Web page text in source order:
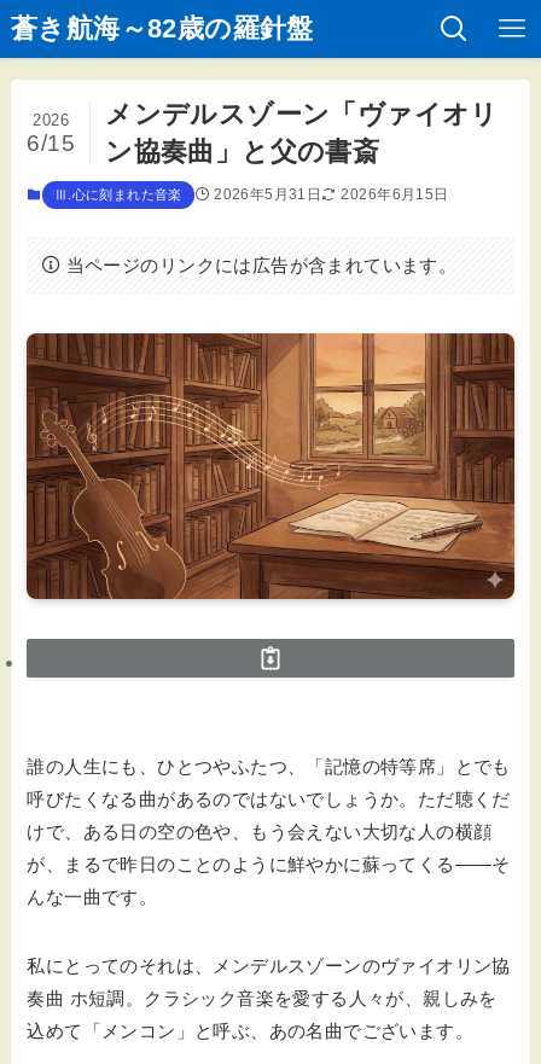
蒼き航海～82歳の羅針盤
メンデルスゾーン「ヴァイオリ
ン協奏曲」と父の書斎
2026
6/15
Ⅲ.心に刻まれた音楽 2026年5月31日 2026年6月15日
当ページのリンクには広告が含まれています。
誰の人生にも、ひとつやふたつ、「記憶の特等席」とでも
呼びたくなる曲があるのではないでしょうか。ただ聴くだ
けで、ある日の空の色や、もう会えない大切な人の横顔
が、まるで昨日のことのように鮮やかに蘇ってくる――そ
んな一曲です。
私にとってのそれは、メンデルスゾーンのヴァイオリン協
奏曲 ホ短調。クラシック音楽を愛する人々が、親しみを
込めて「メンコン」と呼ぶ、あの名曲でございます。